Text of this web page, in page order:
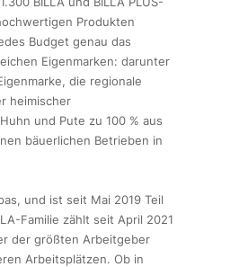
Produkten
Budget genau das
Eigenmarken: darunter
die regionale
heimischer
und Pute zu 100 % aus
bäuerlichen Betrieben in
und ist seit Mai 2019 Teil
Familie zählt seit April 2021
der größten Arbeitgeber
Arbeitsplätzen. Ob in